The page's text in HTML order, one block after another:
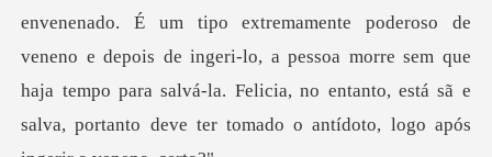
eneno e depois de ingeri-lo, a pessoa morre sem que
haja tempo para salvá-la. Felicia, no ent